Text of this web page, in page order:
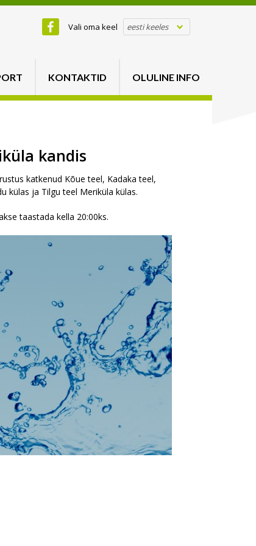
Vali oma keel eesti keeles
KONTAKTID OLULINE INFO
kandis
katkenud Kõue teel, Kadaka teel,
külas ja Tilgu teel Meriküla külas.
taastada kella 20:00ks.